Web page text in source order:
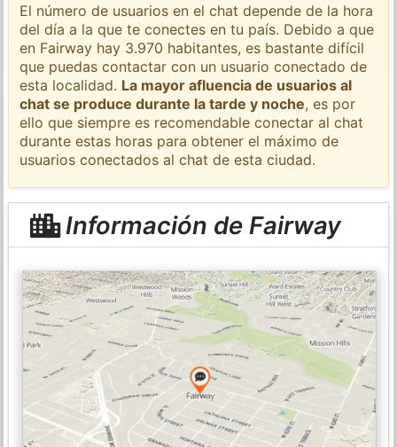
El número de usuarios en el chat depende de la hora
del día a la que te conectes en tu país. Debido a que
en Fairway hay 3.970 habitantes, es bastante difícil
que puedas contactar con un usuario conectado de
esta localidad. La mayor afluencia de usuarios al
chat se produce durante la tarde y noche, es por
ello que siempre es recomendable conectar al chat
durante estas horas para obtener el máximo de
usuarios conectados al chat de esta ciudad.
Información de Fairway